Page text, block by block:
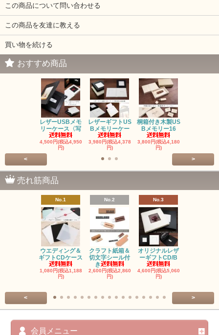
この商品について問い合わせる
この商品を友達に教える
買い物を続ける
おすすめ商品
レザーUSBメモ
リーケース〈写
4,500円(税込4,950
円)
レザーギフトUS
Bメモリーケー
3,980円(税込4,378
円)
桐箱付き木製US
Bメモリー16
3,800円(税込4,180
円)
< >
売れ筋商品
No.1
ウエディング＆
ギフトCDケース
1,080円(税込1,188
円)
No.2
クラフト紙箱＆
切文字シール付
き
2,600円(税込2,860
円)
No.3
オリジナルレザ
ーギフトCD/B
4,600円(税込5,060
円)
< >
会員メニュー